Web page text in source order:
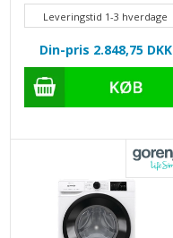
Leveringstid 1-3 hverdage
Din-pris 2.848,75 DKK